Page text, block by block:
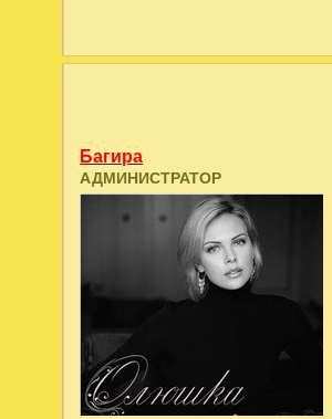
Багира
АДМИНИСТРАТОР